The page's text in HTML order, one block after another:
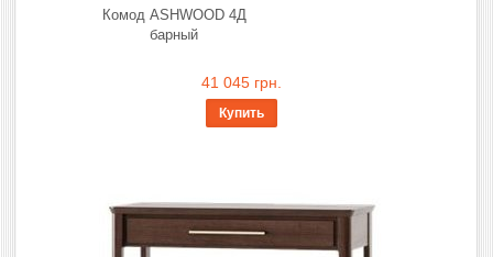
Комод ASHWOOD 4Д
барный
41 045 грн.
Купить